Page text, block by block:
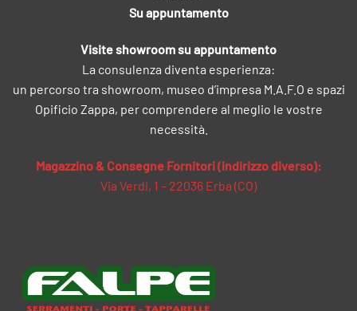
Su appuntamento
Visite showroom su appuntamento
La consulenza diventa esperienza:
un percorso tra showroom, museo d’impresa M.A.F.O e spazi
Opificio Zappa, per comprendere al meglio le vostre
necessità.
Magazzino & Consegne Fornitori (indirizzo diverso):
Via Verdi, 1 – 22036 Erba (CO)